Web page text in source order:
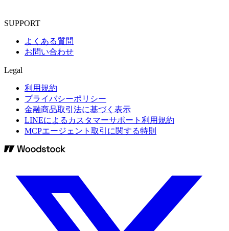
SUPPORT
よくある質問
お問い合わせ
Legal
利用規約
プライバシーポリシー
金融商品取引法に基づく表示
LINEによるカスタマーサポート利用規約
MCPエージェント取引に関する特則